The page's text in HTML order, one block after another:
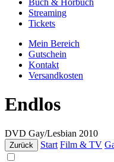
Buch & Hörbuch
Streaming
Tickets
Mein Bereich
Gutschein
Kontakt
Versandkosten
Endlos
DVD Gay/Lesbian 2010
Zurück Start Film & TV